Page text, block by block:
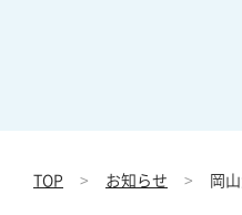
TOP お知らせ 岡